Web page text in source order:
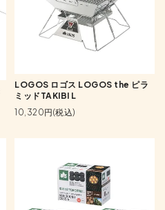
LOGOS ロゴス LOGOS the ピラ
ミッドTAKIBI L
10,320円(税込)